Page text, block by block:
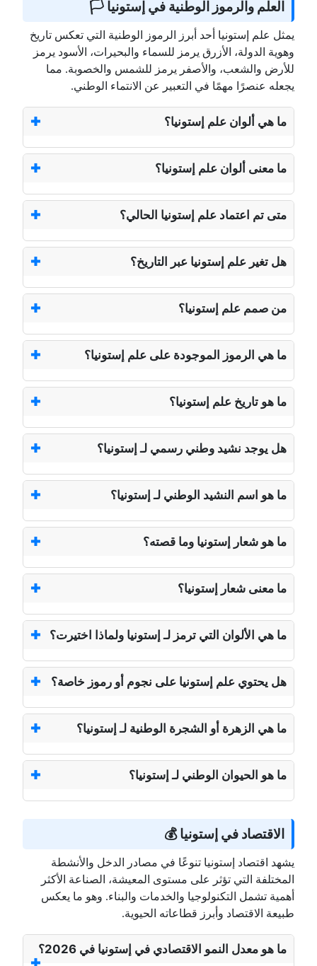
العلم والرموز الوطنية في إستونيا 🏳️
يمثل علم إستونيا أحد أبرز الرموز الوطنية التي تعكس تاريخ
وهوية الدولة، الأزرق يرمز للسماء والبحيرات، الأسود يرمز
للأرض والشعب، والأصفر يرمز للشمس والخصوبة. مما
يجعله عنصرًا مهمًا في التعبير عن الانتماء الوطني.
ما هي ألوان علم إستونيا؟
ما معنى ألوان علم إستونيا؟
متى تم اعتماد علم إستونيا الحالي؟
هل تغير علم إستونيا عبر التاريخ؟
من صمم علم إستونيا؟
ما هي الرموز الموجودة على علم إستونيا؟
ما هو تاريخ علم إستونيا؟
هل يوجد نشيد وطني رسمي لـ إستونيا؟
ما هو اسم النشيد الوطني لـ إستونيا؟
ما هو شعار إستونيا وما قصته؟
ما معنى شعار إستونيا؟
ما هي الألوان التي ترمز لـ إستونيا ولماذا اختيرت؟
هل يحتوي علم إستونيا على نجوم أو رموز خاصة؟
ما هي الزهرة أو الشجرة الوطنية لـ إستونيا؟
ما هو الحيوان الوطني لـ إستونيا؟
الاقتصاد في إستونيا 💰
يشهد اقتصاد إستونيا تنوعًا في مصادر الدخل والأنشطة
المختلفة التي تؤثر على مستوى المعيشة، الصناعة الأكثر
أهمية تشمل التكنولوجيا والخدمات والبناء. وهو ما يعكس
طبيعة الاقتصاد وأبرز قطاعاته الحيوية.
ما هو معدل النمو الاقتصادي في إستونيا في 2026؟